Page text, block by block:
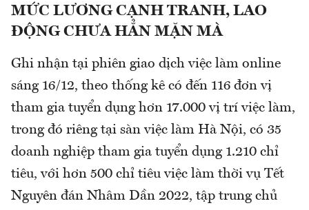
MỨC LƯƠNG CẠNH TRANH, LAO
ĐỘNG CHƯA HẲN MẶN MÀ
Ghi nhận tại phiên giao dịch việc làm online
sáng 16/12, theo thống kê có đến 116 đơn vị
tham gia tuyển dụng hơn 17.000 vị trí việc làm,
trong đó riêng tại sàn việc làm Hà Nội, có 35
doanh nghiệp tham gia tuyển dụng 1.210 chỉ
tiêu, với hơn 500 chỉ tiêu việc làm thời vụ Tết
Nguyên đán Nhâm Dần 2022, tập trung chủ